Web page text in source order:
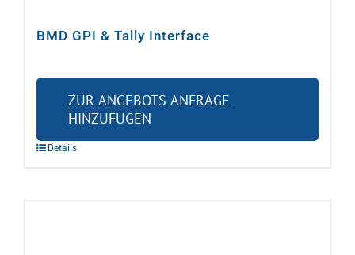
Sonstiges
Gebrauchtes
BMD GPI & Tally Interface
ZUR ANGEBOTS ANFRAGE
HINZUFÜGEN
Details